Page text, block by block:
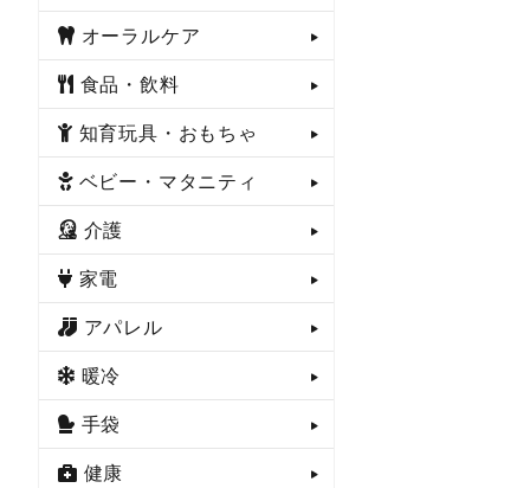
オーラルケア
食品・飲料
知育玩具・おもちゃ
ベビー・マタニティ
介護
家電
アパレル
暖冷
手袋
健康